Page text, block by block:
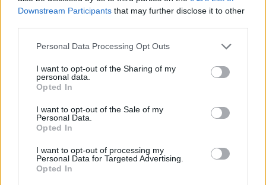
Downstream Participants that may further disclose it to other
Personal Data Processing Opt Outs
I want to opt-out of the Sharing of my
personal data.
Opted In
I want to opt-out of the Sale of my
Personal Data.
Opted In
I want to opt-out of processing my
Personal Data for Targeted Advertising.
Opted In